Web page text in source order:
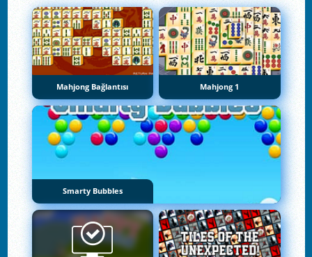
Mahjong Bağlantısı Mahjong 1
Smarty Bubbles